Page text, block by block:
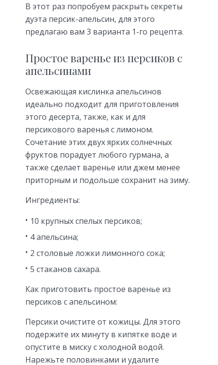
В этот раз попробуем раскрыть секреты
дуэта персик-апельсин, для этого
предлагаю вам 3 варианта 1-го рецепта.
Простое варенье из персиков с
апельсинами
Освежающая кислинка апельсинов
идеально подходит для приготовления
этого десерта, также, как и для
персикового варенья с лимоном.
Сочетание этих двух ярких солнечных
фруктов порадует любого гурмана, а
также сделает варенье или джем менее
приторным и подольше сохранит на зиму.
Ингредиенты:
10 крупных спелых персиков;
4 апельсина;
2 столовые ложки лимонного сока;
5 стаканов сахара.
Как приготовить простое варенье из
персиков с апельсином:
Персики очистите от кожицы. Для этого
подержите их минуту в кипятке воде и
опустите в миску с холодной водой.
Нарежьте половинками и удалите